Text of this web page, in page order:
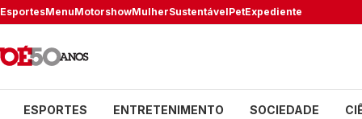
EsportesMenuMotorshowMulherSustentávelPetExpediente
ESPORTES ENTRETENIMENTO SOCIEDADE